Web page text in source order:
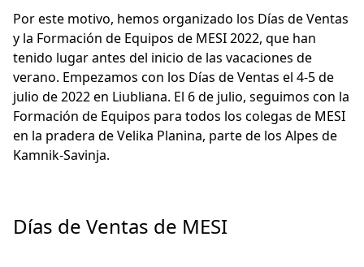
Por este motivo, hemos organizado los Días de Ventas
y la Formación de Equipos de MESI 2022, que han
tenido lugar antes del inicio de las vacaciones de
verano. Empezamos con los Días de Ventas el 4-5 de
julio de 2022 en Liubliana. El 6 de julio, seguimos con la
Formación de Equipos para todos los colegas de MESI
en la pradera de Velika Planina, parte de los Alpes de
Kamnik-Savinja.
Días de Ventas de MESI